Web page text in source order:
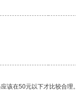
该在50元以下才比较合理。